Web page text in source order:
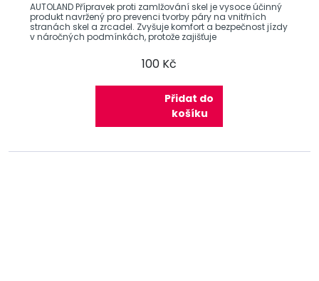
AUTOLAND Přípravek proti zamlžování skel je vysoce účinný
produkt navržený pro prevenci tvorby páry na vnitřních
stranách skel a zrcadel. Zvyšuje komfort a bezpečnost jízdy
v náročných podmínkách, protože zajišťuje
100 Kč
Přidat do
košíku